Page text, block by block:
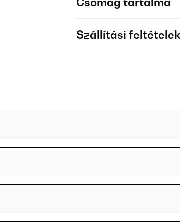
Szállítási feltételek